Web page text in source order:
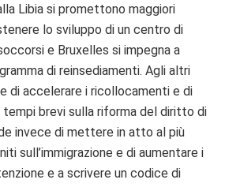
Libia si promettono maggiori
lo sviluppo di un centro di
e Bruxelles si impegna a
di reinsediamenti. Agli altri
di accelerare i ricollocamenti e di
tempi brevi sulla riforma del diritto di
invece di mettere in atto al più
sull’immigrazione e di aumentare i
e a scrivere un codice di